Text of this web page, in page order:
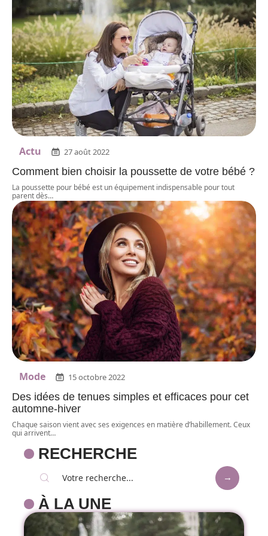
Actu 27 août 2022
Comment bien choisir la poussette de votre bébé ?
La poussette pour bébé est un équipement indispensable pour tout
parent dès…
Mode 15 octobre 2022
Des idées de tenues simples et efficaces pour cet
automne-hiver
Chaque saison vient avec ses exigences en matière d’habillement. Ceux
qui arrivent…
RECHERCHE
À LA UNE